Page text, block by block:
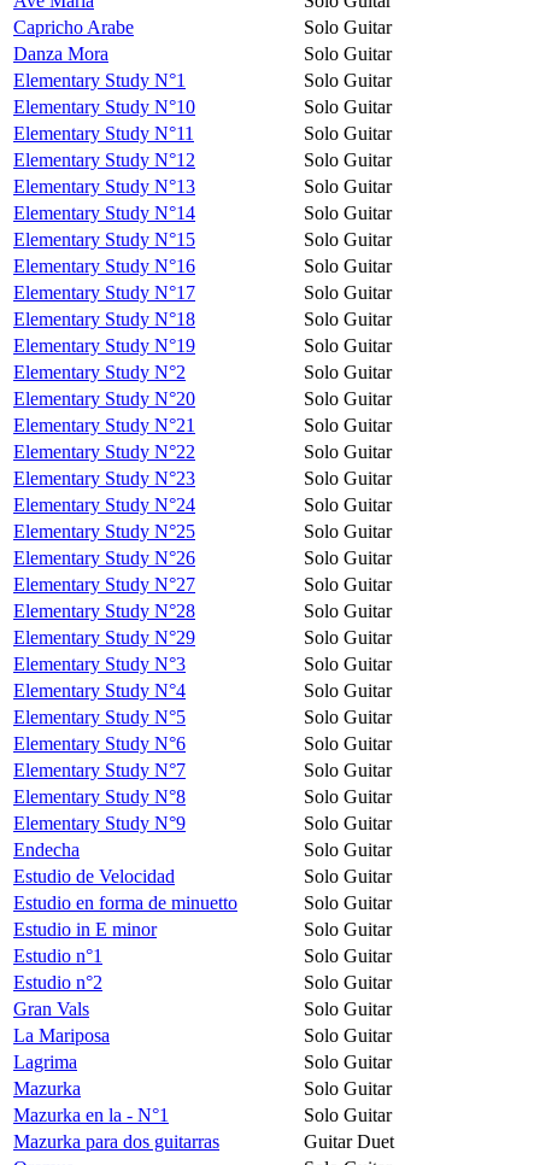
Capricho Arabe
Solo Guitar
Danza Mora
Solo Guitar
Elementary Study N°1
Solo Guitar
Elementary Study N°10
Solo Guitar
Elementary Study N°11
Solo Guitar
Elementary Study N°12
Solo Guitar
Elementary Study N°13
Solo Guitar
Elementary Study N°14
Solo Guitar
Elementary Study N°15
Solo Guitar
Elementary Study N°16
Solo Guitar
Elementary Study N°17
Solo Guitar
Elementary Study N°18
Solo Guitar
Elementary Study N°19
Solo Guitar
Elementary Study N°2
Solo Guitar
Elementary Study N°20
Solo Guitar
Elementary Study N°21
Solo Guitar
Elementary Study N°22
Solo Guitar
Elementary Study N°23
Solo Guitar
Elementary Study N°24
Solo Guitar
Elementary Study N°25
Solo Guitar
Elementary Study N°26
Solo Guitar
Elementary Study N°27
Solo Guitar
Elementary Study N°28
Solo Guitar
Elementary Study N°29
Solo Guitar
Elementary Study N°3
Solo Guitar
Elementary Study N°4
Solo Guitar
Elementary Study N°5
Solo Guitar
Elementary Study N°6
Solo Guitar
Elementary Study N°7
Solo Guitar
Elementary Study N°8
Solo Guitar
Elementary Study N°9
Solo Guitar
Endecha
Solo Guitar
Estudio de Velocidad
Solo Guitar
Estudio en forma de minuetto
Solo Guitar
Estudio in E minor
Solo Guitar
Estudio n°1
Solo Guitar
Estudio n°2
Solo Guitar
Gran Vals
Solo Guitar
La Mariposa
Solo Guitar
Lagrima
Solo Guitar
Mazurka
Solo Guitar
Mazurka en la - N°1
Solo Guitar
Mazurka para dos guitarras
Guitar Duet